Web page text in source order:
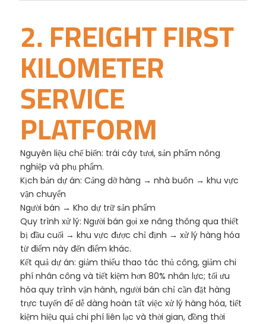
2. FREIGHT FIRST
KILOMETER
SERVICE
PLATFORM
Nguyên liệu chế biến: trái cây tươi, sản phẩm nông
nghiệp và phụ phẩm.
Kịch bản dự án: Cảng dỡ hàng → nhà buôn → khu vực
vận chuyển
Người bán → Kho dự trữ sản phẩm
Quy trình xử lý: Người bán gọi xe nâng thông qua thiết
bị đầu cuối → khu vực được chỉ định → xử lý hàng hóa
từ điểm này đến điểm khác.
Kết quả dự án: giảm thiểu thao tác thủ công, giảm chi
phí nhân công và tiết kiệm hơn 80% nhân lực; tối ưu
hóa quy trình vận hành, người bán chỉ cần đặt hàng
trực tuyến để dễ dàng hoàn tất việc xử lý hàng hóa, tiết
kiệm hiệu quả chi phí liên lạc và thời gian, đồng thời